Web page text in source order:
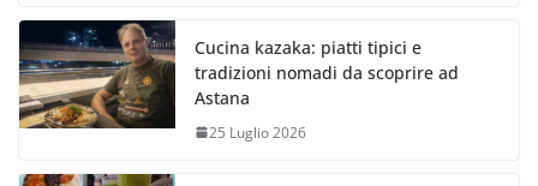
Cucina kazaka: piatti tipici e
tradizioni nomadi da scoprire ad
Astana
25 Luglio 2026